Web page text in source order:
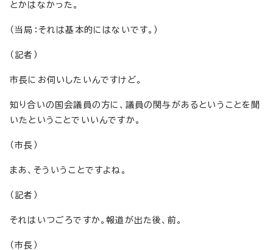
とかはなかった。
（当局：それは基本的にはないです。）
（記者）
市長にお伺いしたいんですけど。
知り合いの国会議員の方に、議員の関与があるということを聞
いたということでいいんですか。
（市長）
まあ、そういうことですよね。
（記者）
それはいつごろですか。報道が出た後、前。
（市長）